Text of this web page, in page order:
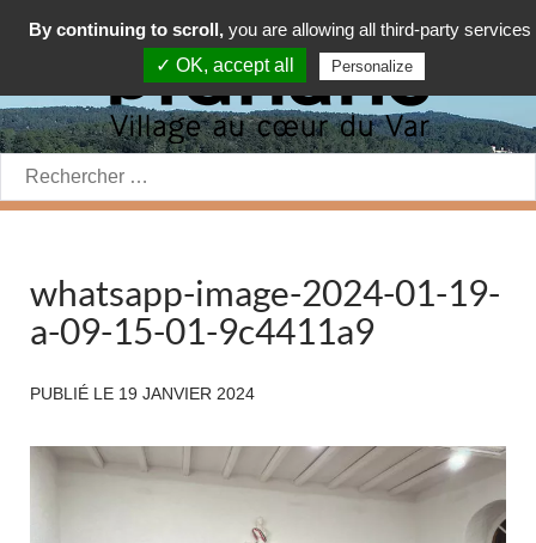
Rechercher:
whatsapp-image-2024-01-19-
a-09-15-01-9c4411a9
PUBLIÉ LE 19 JANVIER 2024
By continuing to scroll, you are allowing all third-party services
✓ OK, accept all
Personalize